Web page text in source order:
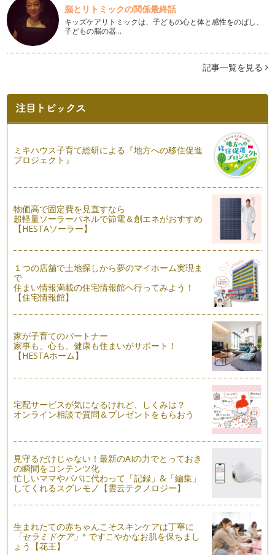
我が家のモロヘイヤカレー
まだまだ暑さが続く夏、いかがお過ごしですか。 さて、我が
家の…
子どもの話を聞けないとき
親子のコミュニケーションは、子どもの成長に欠かせません。
マンディ（水浴び）と水遊びの夏！
いよいよ夏本番。今年の夏、みなさんはどんな風に過ごされま
すか？ …
手作りカルピス風ドリンク＆チーズで雨の日も楽しく
梅雨の候、みなさんはいかがお過ごしですか？ 朝晩の気温差
メディアによると、最近「朝活」がブームだとか。「朝活」と
は、朝の時間を活用して自分磨きをす…
2012年5月21日。日本列島がエキサイトした金環日食の日。皆
さんもご覧になられましたか&…
東日本で金環日食！
すでに多くのニュース等で取り上げられていますが、来週5月
21日（月）は、関東地方を中心とし…
つくばの研究機関、一般公開の日をレポート！
今年も科学技術週間の季節がやってきました。毎年、この季節
はどきどきわくわく！日本一、研究所…
研究所に行って遊ぼう♪（つくば・科学技術週間 一般公開）
「科学の街」つくば市には、研究機関がとても多いのですが、
今月は、それらの研究機関に入れるチ…
みなさんは、「授乳服」をご存知ですか？赤ちゃんにおっぱい
をあげるときに、服をたくしあげなく…
みんなで「おおきな応援旗」を作ろう！
２０１０年１１月２３日、幼稚園生から大人まで５００人が参
筑波山梅まつり＋「がんばる。つくば！」応援旗イベント
こんにちは。みなさまいかがお過ごしですか？寒い毎日です
が、少しずつ、春の気配を感じるこの頃…
脳とリトミックの関係最終話
キッズケアリトミックは、子どもの心と体と感性をのばし、
子どもの脳の器…
記事一覧を見る
ミキハウス子育て総研による『地方への移住促進
プロジェクト』
物価高で固定費を見直すなら
超軽量ソーラーパネルで節電＆創エネがおすすめ
【HESTAソーラー】
１つの店舗で土地探しから夢のマイホーム実現ま
で
住まい情報満載の住宅情報館へ行ってみよう！
【住宅情報館】
家が子育てのパートナー
家事も、心も、健康も住まいがサポート！
【HESTAホーム】
宅配サービスが気になるけれど、しくみは？
オンライン相談で質問＆プレゼントをもらおう
見守るだけじゃない！最新のAIの力でとっておき
の瞬間をコンテンツ化
忙しいママやパパに代わって「記録」&「編集」
してくれるスグレモノ【雲云テクノロジー】
生まれたての赤ちゃんこそスキンケアは丁寧に
「セラミドケア」※ ですこやかなお肌を保ちまし
ょう【花王】